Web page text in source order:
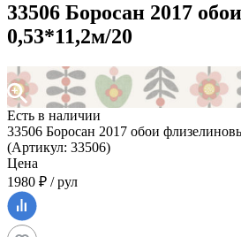
33506 Боросан 2017
0,53*11,2м/20
Есть в наличии
33506 Боросан 2017 обои
(Артикул: 33506)
Цена
1980 ₽ / рул